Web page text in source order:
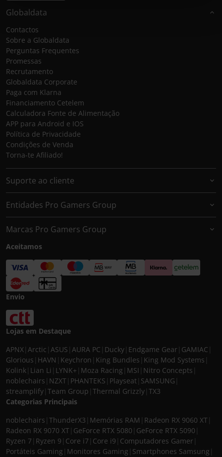
Globaldata
Contactos
Sobre a Globaldata
Perguntas Frequentes
Promessas
Recrutamento
Globaldata Corporate
Paga com Klarna
Financiamento Cetelem
Calculadora Fonte de Alimentação
APP para Android e IOS
Política de Privacidade
Condições de Venda
Torna-te Afiliado!
Suporte ao cliente
Entidades Pro Gamers Group
Marcas Pro Gamers Group
Aceitamos
Envio
Lojas em Destaque
APNX Arctic ASUS AURA PC Ducky Endgame Gear GAMIAC
Glorious HAVN Keychron King Bundles King Mod Systems
Kolink Lian Li LYNK+ Moza Racing MSI Nitro Concepts
noblechairs NZXT PHANTEKS Playseat SAMSUNG
streamplify Team Group Thermal Grizzly TX3
Categorias Principais
noblechairs ThunderX3 Memórias RAM Radeon RX 9060 XT
Radeon RX 9070 XT GeForce RTX 5080 GeForce RTX 5090
Ryzen 7 Ryzen 9 Core i7 Core i9 Computadores Gamer
Portáteis Gaming Monitores Gaming Smartphones Samsung